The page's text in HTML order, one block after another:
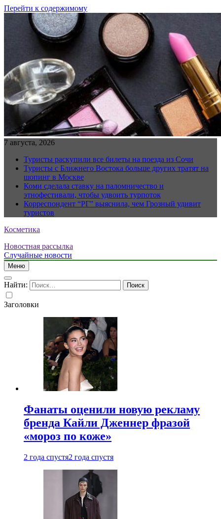
Перейти к содержимому
7 августа, 2026
Туристы раскупили все билеты на поезда из Сочи
Туристы с Ближнего Востока больше других тратят на
шопинг в Москве
Коми сделала ставку на паломничество и
этнофестивали, чтобы удвоить турпоток
Корреспондент “РГ” выяснила, чем Грозный удивит
туристов
Косметика
Новостная рассылка
Случайные новости
Меню
Найти:
Заголовки
Фанаты оценили новую рекламу
бренда Кайли Дженнер фразой
«мороз по коже»
2 года спустя2 года спустя